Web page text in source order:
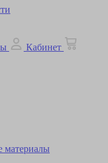
Кабинет
материалы